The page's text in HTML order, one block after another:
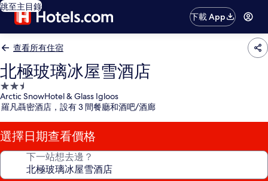
跳至主目錄
下載 App
查看所有住宿
北極玻璃冰屋雪酒店
2.5
星
級
住
宿
Arctic SnowHotel & Glass Igloos
羅凡聶密酒店，設有 3 間餐廳和酒吧/酒廊
選擇日期查看價格
下一站想去邊？